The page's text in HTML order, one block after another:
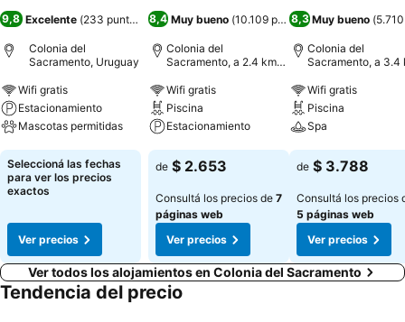
9,8 Excelente (233 puntuaciones)
Colonia del
Sacramento, Uruguay
Wifi gratis
Estacionamiento
Mascotas permitidas
Ver precios
Seleccioná las fechas
para ver los precios
exactos
Ver precios
8,4 Muy bueno (10.109 puntuaciones)
Colonia del
Sacramento, a 2.4 km
Wifi gratis
Piscina
Estacionamiento
Ver precios
de $ 2.653
Consultá los precios de 7
páginas web
Ver precios
8,3 Muy bueno (
Colonia del
Sacramento, a 3.4
Wifi gratis
Piscina
Spa
Ver precios
de $ 3.788
Consultá los precios
5 páginas web
Ver precios
Ver todos los alojamientos en Colonia del Sacramento
Tendencia del precio